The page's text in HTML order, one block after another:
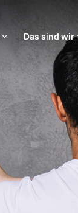
Das sind wir